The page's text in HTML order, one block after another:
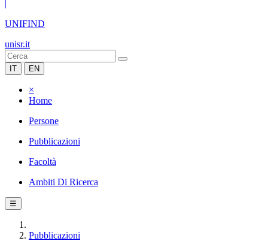
|
UNIFIND
unisr.it
IT EN
×
Home
Persone
Pubblicazioni
Facoltà
Ambiti Di Ricerca
☰
Pubblicazioni